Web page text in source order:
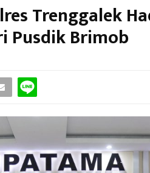
Trenggalek
Pusdik Brimob